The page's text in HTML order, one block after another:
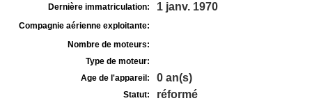
Dernière immatriculation: 1 janv. 1970
Compagnie aérienne exploitante:
Nombre de moteurs:
Type de moteur:
Age de l'appareil:
0 an(s)
Statut: réformé